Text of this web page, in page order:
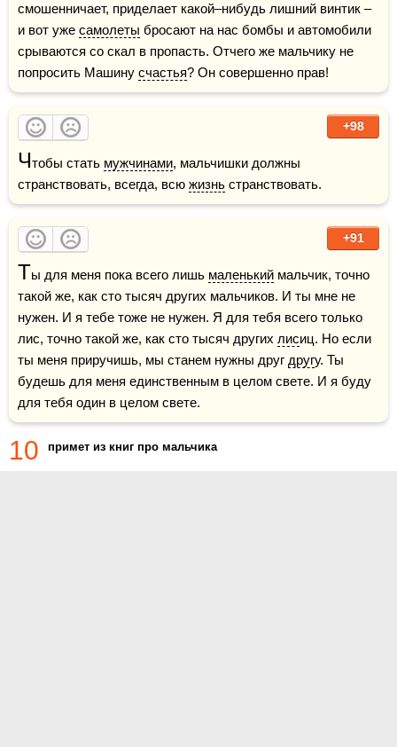
смошенничает, приделает какой–нибудь лишний винтик –
и вот уже самолеты бросают на нас бомбы и автомобили
срываются со скал в пропасть. Отчего же мальчику не
попросить Машину счастья? Он совершенно прав!
+98
Чтобы стать мужчинами, мальчишки должны
странствовать, всегда, всю жизнь странствовать.
+91
Ты для меня пока всего лишь маленький мальчик, точно
такой же, как сто тысяч других мальчиков. И ты мне не
нужен. И я тебе тоже не нужен. Я для тебя всего только
лис, точно такой же, как сто тысяч других лисиц. Но если
ты меня приручишь, мы станем нужны друг другу. Ты
будешь для меня единственным в целом свете. И я буду
для тебя один в целом свете.
10 примет из книг про мальчика